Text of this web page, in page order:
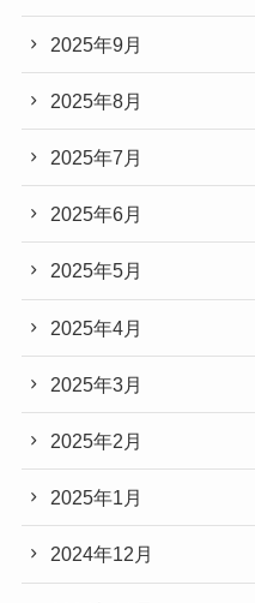
2025年9月
2025年8月
2025年7月
2025年6月
2025年5月
2025年4月
2025年3月
2025年2月
2025年1月
2024年12月